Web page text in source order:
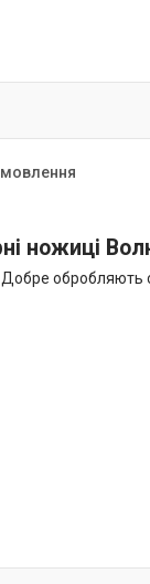
ножиці
обробляють